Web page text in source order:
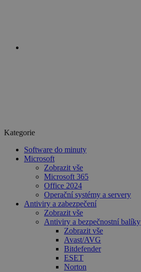
Kategorie
Software do minuty
Microsoft
Zobrazit vše
Microsoft 365
Office 2024
Operační systémy a servery
Antiviry a zabezpečení
Zobrazit vše
Antiviry a bezpečnostní balíky
Zobrazit vše
Avast/AVG
Bitdefender
ESET
Norton